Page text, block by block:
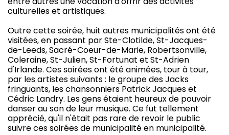
culturelles et artistiques.
Outre cette soirée, huit autres municipalités ont été
visitées, en passant par Ste-Clotilde, St-Jacques-
de-Leeds, Sacré-Coeur-de-Marie, Robertsonville,
Coleraine, St-Julien, St-Fortunat et St-Adrien
d'Irlande. Ces soirées ont été animées, tour à tour,
par les artistes suivants : le groupe des Jacks
fringuants, les chansonniers Patrick Jacques et
Cédric Landry. Les gens étaient heureux de pouvoir
danser au son de leur musique. Ce fut tellement
apprécié, qu'il n'était pas rare de revoir le public
suivre ces soirées de municipalité en municipalité.